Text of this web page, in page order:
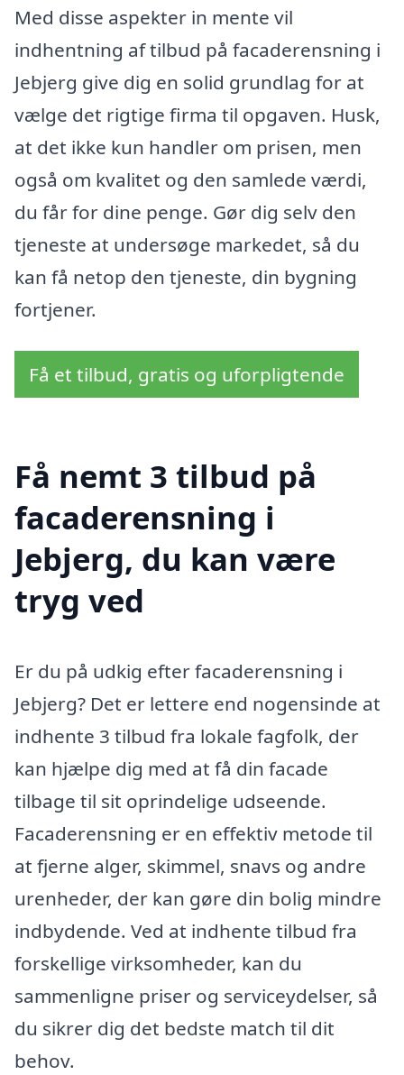
Med disse aspekter in mente vil
indhentning af tilbud på facaderensning i
Jebjerg give dig en solid grundlag for at
vælge det rigtige firma til opgaven. Husk,
at det ikke kun handler om prisen, men
også om kvalitet og den samlede værdi,
du får for dine penge. Gør dig selv den
tjeneste at undersøge markedet, så du
kan få netop den tjeneste, din bygning
fortjener.
Få et tilbud, gratis og uforpligtende
Få nemt 3 tilbud på
facaderensning i
Jebjerg, du kan være
tryg ved
Er du på udkig efter facaderensning i
Jebjerg? Det er lettere end nogensinde at
indhente 3 tilbud fra lokale fagfolk, der
kan hjælpe dig med at få din facade
tilbage til sit oprindelige udseende.
Facaderensning er en effektiv metode til
at fjerne alger, skimmel, snavs og andre
urenheder, der kan gøre din bolig mindre
indbydende. Ved at indhente tilbud fra
forskellige virksomheder, kan du
sammenligne priser og serviceydelser, så
du sikrer dig det bedste match til dit
behov.